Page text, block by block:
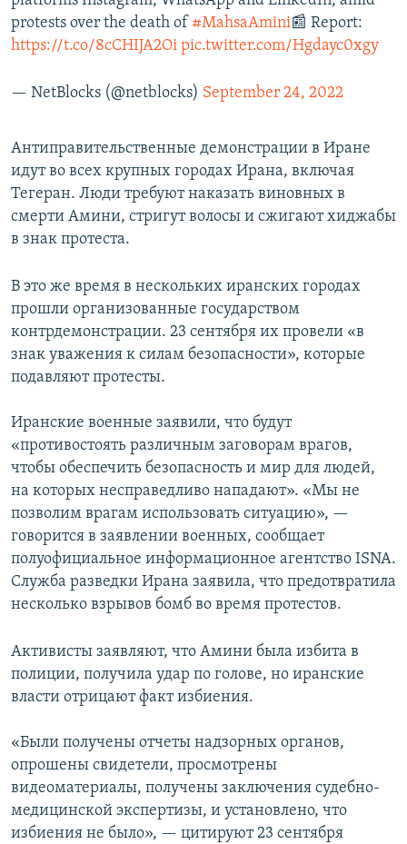
protests over the death of #MahsaAmini📰 Report:
https://t.co/8cCHIJA2Oi pic.twitter.com/Hgdayc0xgy
— NetBlocks (@netblocks) September 24, 2022
Антиправительственные демонстрации в Иране
идут во всех крупных городах Ирана, включая
Тегеран. Люди требуют наказать виновных в
смерти Амини, стригут волосы и сжигают хиджабы
в знак протеста.
В это же время в нескольких иранских городах
прошли организованные государством
контрдемонстрации. 23 сентября их провели «в
знак уважения к силам безопасности», которые
подавляют протесты.
Иранские военные заявили, что будут
«противостоять различным заговорам врагов,
чтобы обеспечить безопасность и мир для людей,
на которых несправедливо нападают». «Мы не
позволим врагам использовать ситуацию», —
говорится в заявлении военных, сообщает
полуофициальное информационное агентство ISNA.
Служба разведки Ирана заявила, что предотвратила
несколько взрывов бомб во время протестов.
Активисты заявляют, что Амини была избита в
полиции, получила удар по голове, но иранские
власти отрицают факт избиения.
«Были получены отчеты надзорных органов,
опрошены свидетели, просмотрены
видеоматериалы, получены заключения судебно-
медицинской экспертизы, и установлено, что
избиения не было», — цитируют 23 сентября